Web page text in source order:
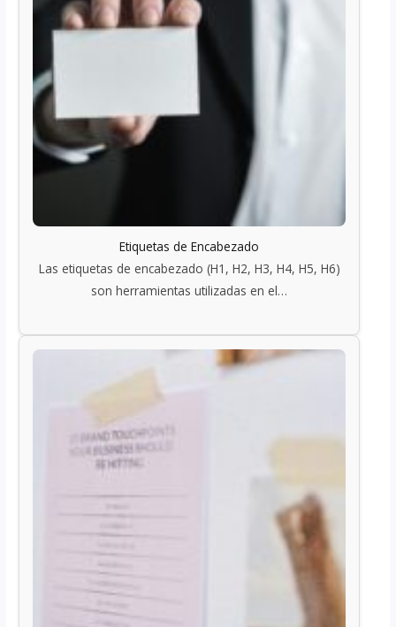
Etiquetas de Encabezado
Las etiquetas de encabezado (H1, H2, H3, H4, H5, H6)
son herramientas utilizadas en el…